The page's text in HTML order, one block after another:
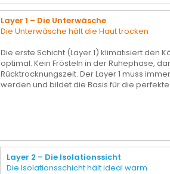
Layer 1 – Die Unterwäsche
Die Unterwäsche hält die Haut trocken
Die erste Schicht (Layer 1) klimatisiert den
optimal. Kein Frösteln in der Ruhephase,
Rücktrocknungszeit. Der Layer 1 muss
werden und bildet die Basis für die
Layer 2 – Die Isolationssicht
Die Isolationsschicht hält ideal warm